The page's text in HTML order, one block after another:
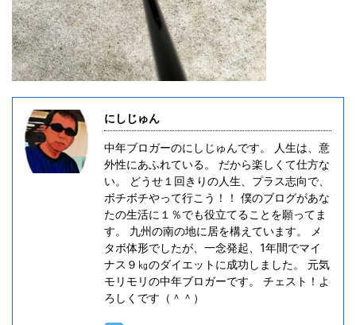
にしじゅん
中年ブロガーのにしじゅんです。 人生は、意
外性にあふれている。 だから楽しくて仕方な
い。 どうせ１回きりの人生、プラス志向で、
ボチボチやって行こう！！ 僕のブログがあな
たの生活に１％でも役立てることを願ってま
す。 九州の南の地に居を構えています。 メ
タボ体形でしたが、一念発起、1年間でマイ
ナス９㎏のダイエットに成功しました。 元気
モリモリの中年ブロガーです。 チェスト！よ
ろしくです（＾＾）